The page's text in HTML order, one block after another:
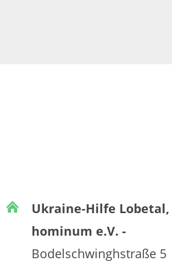
Ukraine-Hilfe Lobetal,
hominum e.V. -
Bodelschwinghstraße 5